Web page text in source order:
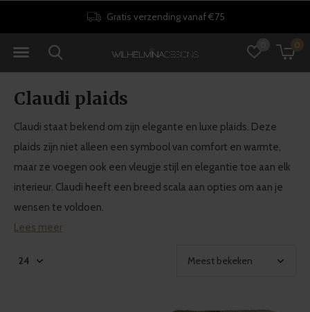
0
Gratis verzending vanaf €75
Claudi plaids
Claudi staat bekend om zijn elegante en luxe plaids. Deze
plaids zijn niet alleen een symbool van comfort en warmte,
maar ze voegen ook een vleugje stijl en elegantie toe aan elk
interieur. Claudi heeft een breed scala aan opties om aan je
wensen te voldoen.
Lees meer